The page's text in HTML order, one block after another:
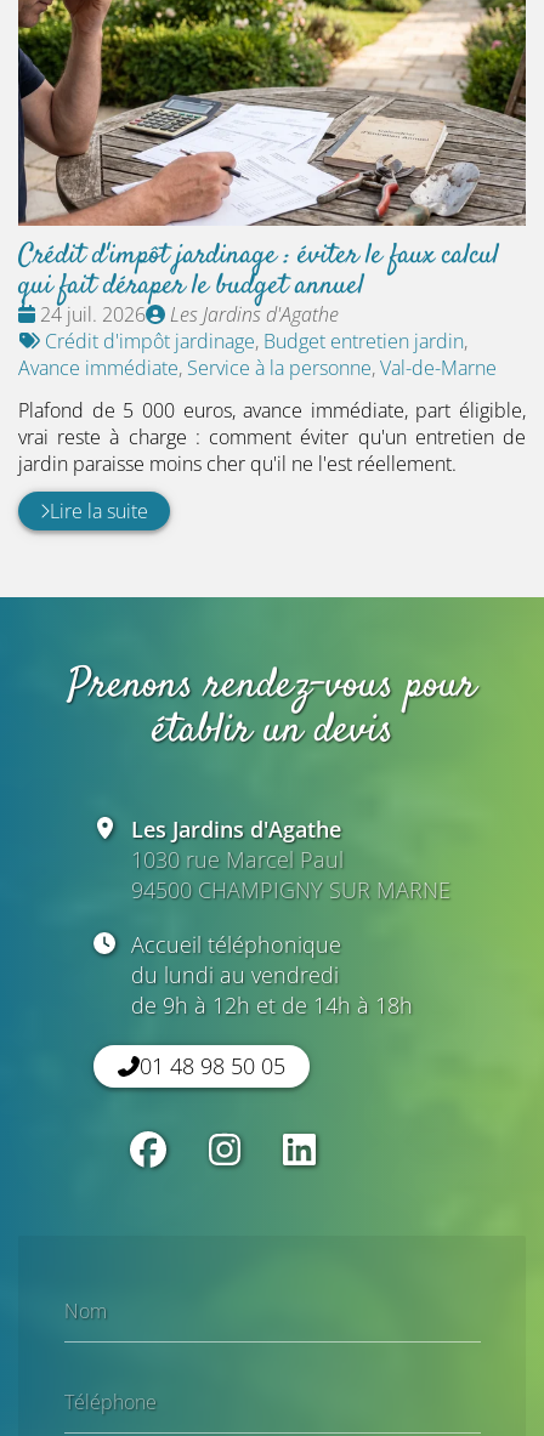
Crédit d'impôt jardinage : éviter le faux calcul
qui fait déraper le budget annuel
Date
:
24 juil. 2026
Publié
par
Les Jardins d'Agathe
Tags
:
Crédit d'impôt jardinage, Budget entretien jardin,
Avance immédiate, Service à la personne,Val-de-Marne
Plafond de 5 000 euros, avance immédiate, part éligible,
vrai reste à charge : comment éviter qu'un entretien de
jardin paraisse moins cher qu'il ne l'est réellement.
Lire la suite
Prenons rendez-vous pour
établir un devis
Nom
Téléphone
Les Jardins d'Agathe
1030 rue Marcel Paul
94500 CHAMPIGNY SUR MARNE
Accueil téléphonique
du lundi au vendredi
de 9h à 12h et de 14h à 18h
01 48 98 50 05